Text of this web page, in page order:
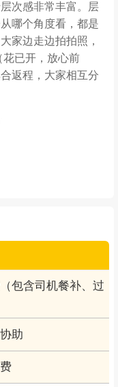
次感非常丰富。层
哪个角度看，都是
家边走边拍拍照，
已开，放心前
返程，大家相互分
包含司机餐补、过
助